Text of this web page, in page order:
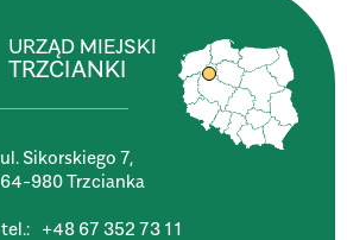
URZĄD MIEJSKI
TRZCIANKI
ul. Sikorskiego 7,
64-980 Trzcianka
tel.: +48 67 352 73 11